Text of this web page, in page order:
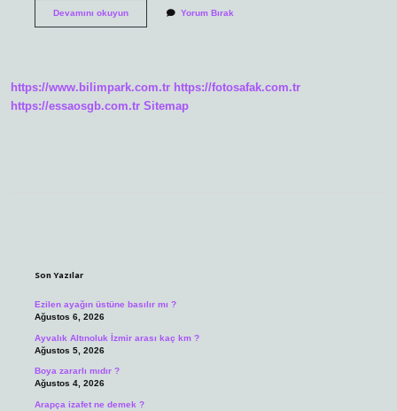
Devamını okuyunIkinci
Yorum Bırak
https://www.bilimpark.com.tr https://fotosafak.com.tr
https://essaosgb.com.tr Sitemap
Son Yazılar
Ezilen ayağın üstüne basılır mı ?
Ağustos 6, 2026
Ayvalık Altınoluk İzmir arası kaç km ?
Ağustos 5, 2026
Boya zararlı mıdır ?
Ağustos 4, 2026
Arapça izafet ne demek ?